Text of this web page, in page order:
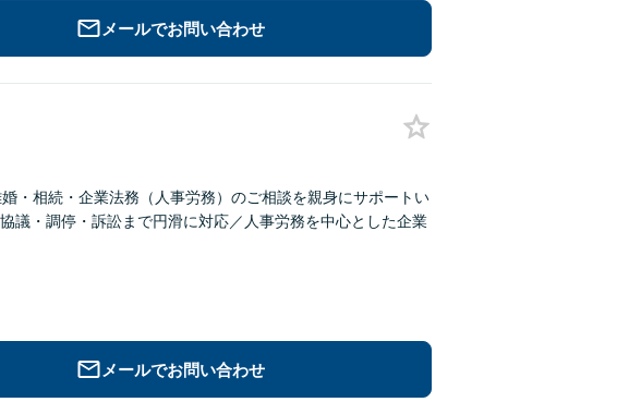
メールでお問い合わせ
・相続・企業法務（人事労務）のご相談を親身にサポートい
議・調停・訴訟まで円滑に対応／人事労務を中心とした企業
メールでお問い合わせ